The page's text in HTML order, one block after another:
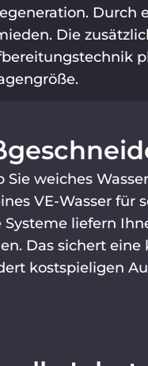
Durch
Die
Sie weiches
VE-Wasser für
Systeme liefern
Das sichert
kostspieligen